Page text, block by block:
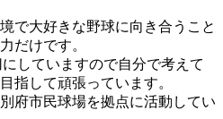
で大好きな野球に向き合うこと
だけです。
していますので自分で考えて
指して頑張っています。
府市民球場を拠点に活動してい